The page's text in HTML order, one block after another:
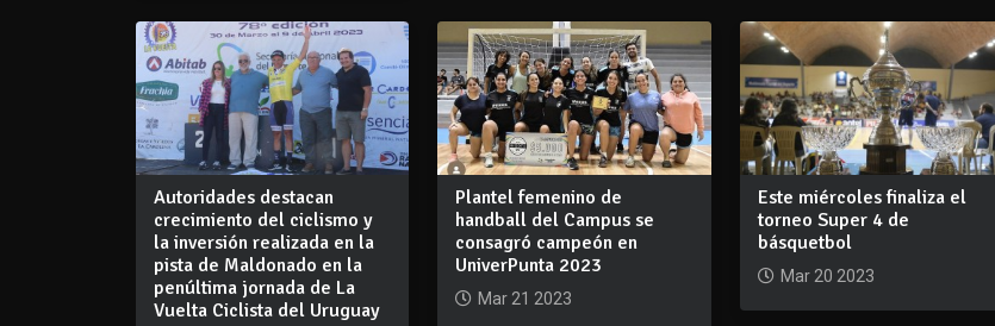
Autoridades destacan
crecimiento del ciclismo y
la inversión realizada en la
pista de Maldonado en la
penúltima jornada de La
Vuelta Ciclista del Uruguay
Plantel femenino de
handball del Campus se
consagró campeón en
UniverPunta 2023
Mar 21 2023
Este miércoles finaliza el
torneo Super 4 de
básquetbol
Mar 20 2023